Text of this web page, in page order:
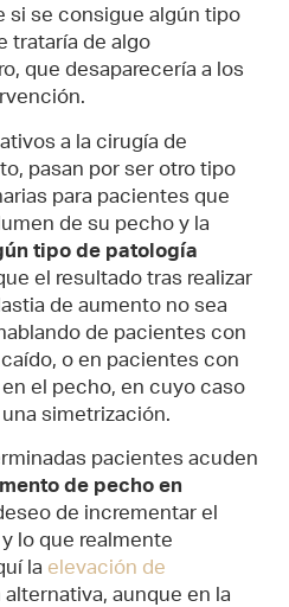
si se consigue algún tipo
trataría de algo
que desaparecería a los
a la cirugía de
pasan por ser otro tipo
para pacientes que
de su pecho y la
tipo de patología
el resultado tras realizar
de aumento no sea
de pacientes con
o en pacientes con
el pecho, en cuyo caso
simetrización.
pacientes acuden
de pecho en
de incrementar el
lo que realmente
la elevación de
aunque en la